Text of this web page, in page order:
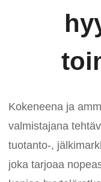
Kokeneena ja
valmistajana
tuotanto-,
joka tarjoaa